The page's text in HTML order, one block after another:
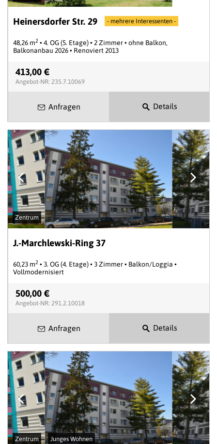
Heinersdorfer Str. 29 - mehrere Interessenten -
48,26 m2 • 4. OG (5. Etage) • 2 Zimmer • ohne Balkon,
Balkonanbau 2026 • Renoviert 2013
413,00 €
Angebot-NR: 235.7.10069
Anfragen Details
Zentrum
J.-Marchlewski-Ring 37
60,23 m2 • 3. OG (4. Etage) • 3 Zimmer • Balkon/Loggia •
Vollmodernisiert
500,00 €
Angebot-NR: 291.2.10018
Anfragen Details
Zentrum Junges Wohnen